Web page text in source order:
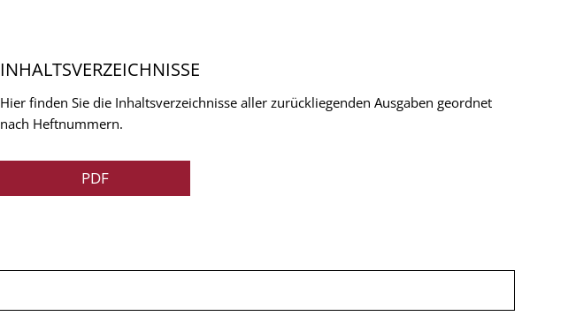
INHALTSVERZEICHNISSE
Hier finden Sie die Inhaltsverzeichnisse aller zurückliegenden Ausgaben geordnet
nach Heftnummern.
PDF